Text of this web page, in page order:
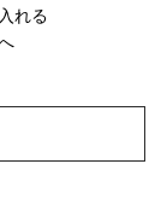
れる